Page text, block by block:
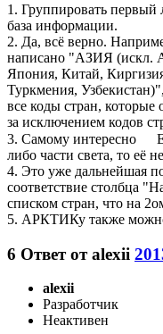
1. Группировать первый
база информации.
2. Да, всё верно.
написано "АЗИЯ (искл.
Япония, Китай,
Туркмения,
все коды стран, которые
за исключением кодов
3. Самому интересно
либо части света, то её
4. Это уже дальнейшая
соответствие столбца
списком стран, что на
5. АРКТИКу также
6 Ответ отalexii
alexii
Разработчик
Неактивен